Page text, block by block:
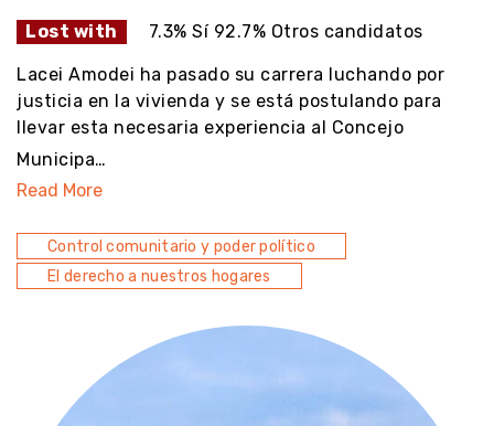
Lost with 7.3% Sí 92.7% Otros candidatos
Lacei Amodei ha pasado su carrera luchando por
justicia en la vivienda y se está postulando para
llevar esta necesaria experiencia al Concejo
Municipa…
Read More
Control comunitario y poder político
El derecho a nuestros hogares